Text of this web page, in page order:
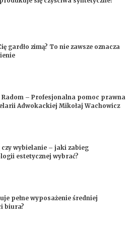
gardło zimą? To nie zawsze oznacza
– Profesjonalna pomoc prawna
Adwokackiej Mikołaj Wachowicz
czy wybielanie – jaki zabieg
estetycznej wybrać?
pełne wyposażenie średniej
biura?